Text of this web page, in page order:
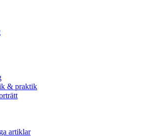
& praktik
artiklar